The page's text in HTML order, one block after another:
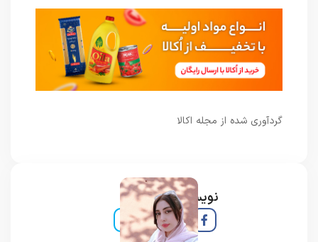
گردآوری شده از مجله اکالا
نویسنده و خبرنگار